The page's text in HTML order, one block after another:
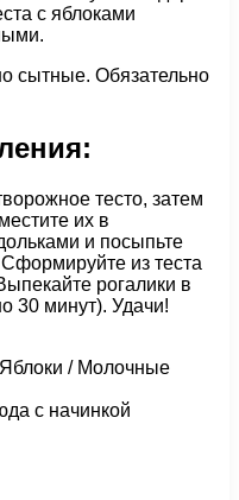
с яблоками
сытные. Обязательно
тесто, затем
их в
и посыпьте
из теста
рогалики в
30 минут). Удачи!
/ Молочные
с начинкой